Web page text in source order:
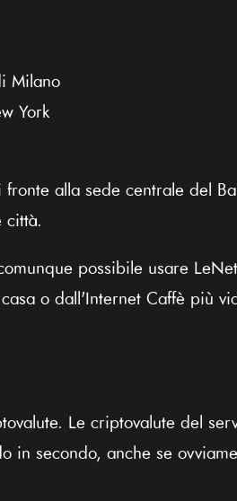
Milano
York
alla sede centrale del
città.
possibile usare
o dall'Internet Caffè più
Le criptovalute del
in secondo, anche se